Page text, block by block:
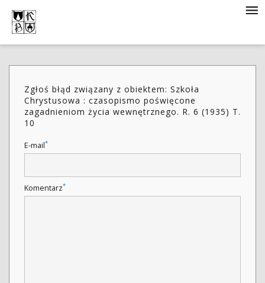
Zgłoś błąd związany z obiektem: Szkoła
Chrystusowa : czasopismo poświęcone
zagadnieniom życia wewnętrznego. R. 6 (1935) T.
10
E-mail*
Komentarz*